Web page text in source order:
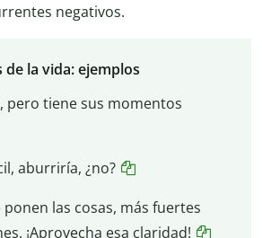
negativos.
de la vida: ejemplos
pero tiene sus momentos
aburriría, ¿no?
las cosas, más fuertes
¡Aprovecha esa claridad!